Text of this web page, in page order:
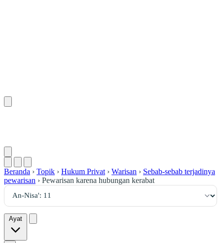
Beranda › Topik › Hukum Privat › Warisan › Sebab-sebab terjadinya
pewarisan › Pewarisan karena hubungan kerabat
Ayat